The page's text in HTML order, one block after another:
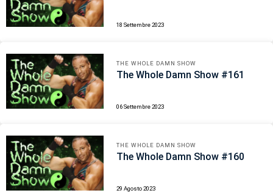
18 Settembre 2023
THE WHOLE DAMN SHOW
The Whole Damn Show #161
06 Settembre 2023
THE WHOLE DAMN SHOW
The Whole Damn Show #160
29 Agosto 2023